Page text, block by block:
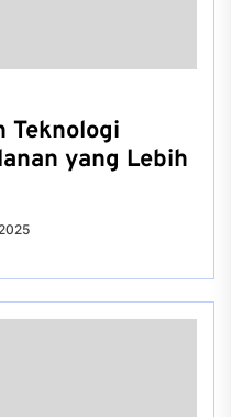
Teknologi
yang Lebih